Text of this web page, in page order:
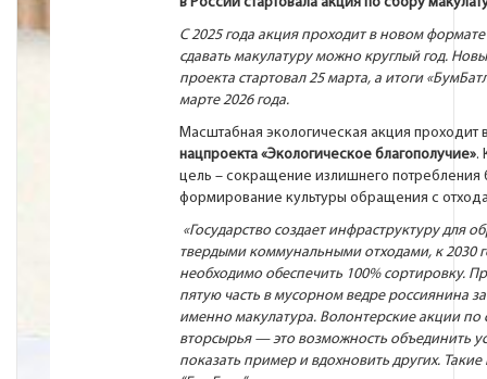
С 2025 года акция проходит в новом формате
сдавать макулатуру можно круглый год.
проекта стартовал 25 марта, а итоги
марте 2026 года.
Масштабная экологическая акция проходит
нацпроекта «Экологическое благополучие».
цель – сокращение излишнего потребления
формирование культуры обращения с
«Государство создает инфраструктуру для
твердыми коммунальными отходами, к 2030
необходимо обеспечить 100% сортировку.
пятую часть в мусорном ведре россиянина
именно макулатура. Волонтерские акции по
вторсырья — это возможность объединить
показать пример и вдохновить других. Такие